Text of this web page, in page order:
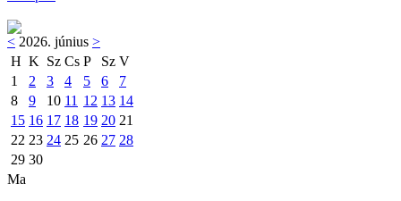
< 2026. június >
H K Sz Cs P Sz V
1
2 3 4 5 6
7
8
9 10 11 12 13 14
15 16 17 18 19 20 21
22 23 24 25 26 27 28
29 30
Ma